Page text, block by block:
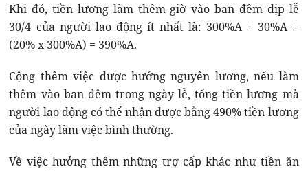
Khi đó, tiền lương làm thêm giờ vào ban đêm dịp lễ
30/4 của người lao động ít nhất là: 300%A + 30%A +
(20% x 300%A) = 390%A.
Cộng thêm việc được hưởng nguyên lương, nếu làm
thêm vào ban đêm trong ngày lễ, tổng tiền lương mà
người lao động có thể nhận được bằng 490% tiền lương
của ngày làm việc bình thường.
Về việc hưởng thêm những trợ cấp khác như tiền ăn